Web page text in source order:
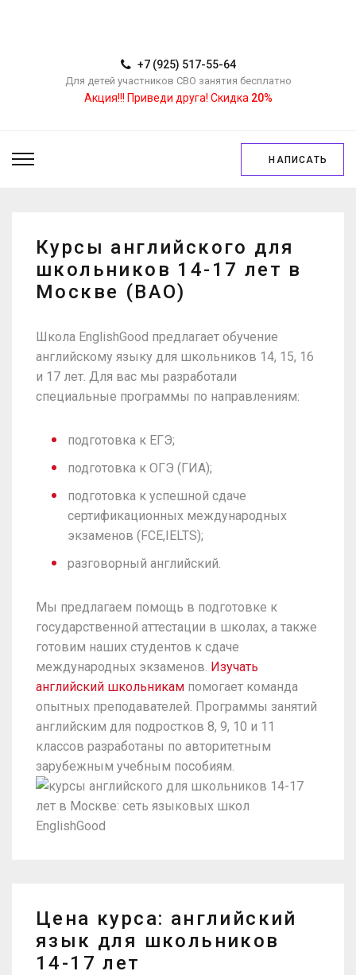
+7 (925) 517-55-64
Для детей участников СВО занятия бесплатно
Акция!!! Приведи друга! Скидка 20%
НАПИСАТЬ
Курсы английского для
школьников 14-17 лет в
Москве (ВАО)
Школа EnglishGood предлагает обучение
английскому языку для школьников 14, 15, 16
и 17 лет. Для вас мы разработали
специальные программы по направлениям:
подготовка к ЕГЭ;
подготовка к ОГЭ (ГИА);
подготовка к успешной сдаче
сертификационных международных
экзаменов (FCE,IELTS);
разговорный английский.
Мы предлагаем помощь в подготовке к
государственной аттестации в школах, а также
готовим наших студентов к сдаче
международных экзаменов. Изучать
английский школьникам помогает команда
опытных преподавателей. Программы занятий
английским для подростков 8, 9, 10 и 11
классов разработаны по авторитетным
зарубежным учебным пособиям.
Цена курса: английский
язык для школьников
14-17 лет